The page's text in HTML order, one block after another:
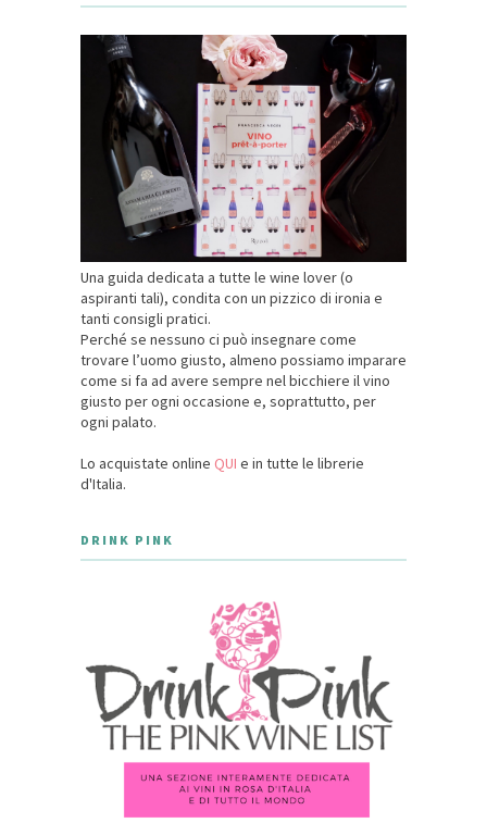
Una guida dedicata a tutte le wine lover (o
aspiranti tali), condita con un pizzico di ironia e
tanti consigli pratici.
Perché se nessuno ci può insegnare come
trovare l’uomo giusto, almeno possiamo imparare
come si fa ad avere sempre nel bicchiere il vino
giusto per ogni occasione e, soprattutto, per
ogni palato.
Lo acquistate online QUI e in tutte le librerie
d'Italia.
DRINK PINK